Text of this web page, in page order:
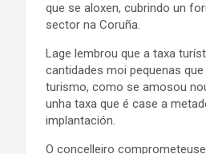
que se aloxen, cubrindo un
sector na Coruña.
Lage lembrou que a taxa
cantidades moi pequenas
turismo, como se amosou
unha taxa que é case a
implantación.
O concelleiro